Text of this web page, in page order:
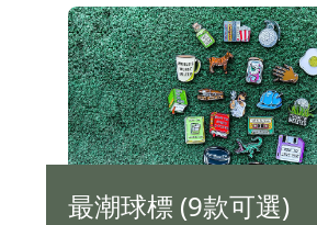
最潮球標 (9款可選)